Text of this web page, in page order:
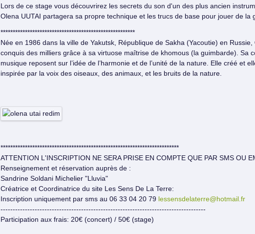
Lors de ce stage vous découvrirez les secrets du son d'un des plus ancien
Olena UUTAI partagera sa propre technique et les trucs de base pour jouer de la
*******************************************************
Née en 1986 dans la ville de Yakutsk, République de Sakha (Yacoutie) en
conquis des milliers grâce à sa virtuose maîtrise de khomous (la guimbarde). Sa
musique reposent sur l’idée de l’harmonie et de l’unité de la nature. Elle créé et
inspirée par la voix des oiseaux, des animaux, et les bruits de la nature.
*************************************************************************
ATTENTION L'INSCRIPTION NE SERA PRISE EN COMPTE QUE PAR SMS OU
Renseignement et réservation auprès de :
Sandrine Soldani Michelier "Lluvia"
Créatrice et Coordinatrice du site Les Sens De La Terre:
Inscription uniquement par sms au 06 33 04 20 79 lessensdelaterre@hotmail.fr
------------------------------------------------------------------------------------
Participation aux frais: 20€ (concert) / 50€ (stage)